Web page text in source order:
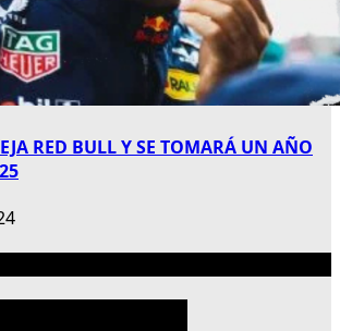
RED BULL Y SE TOMARÁ UN AÑO